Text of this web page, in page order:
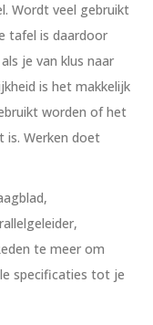
Wordt veel gebruikt
tafel is daardoor
je van klus naar
is het makkelijk
worden of het
is. Werken doet
te meer om
specificaties tot je